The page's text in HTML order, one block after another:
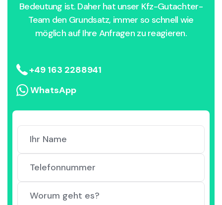
Bedeutung ist. Daher hat unser Kfz-Gutachter-
Team den Grundsatz, immer so schnell wie
möglich auf Ihre Anfragen zu reagieren.
+49 163 2288941
WhatsApp